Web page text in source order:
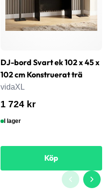
DJ-bord Svart ek 102 x 45 x
102 cm Konstruerat trä
vidaXL
1 724 kr
I lager
Köp